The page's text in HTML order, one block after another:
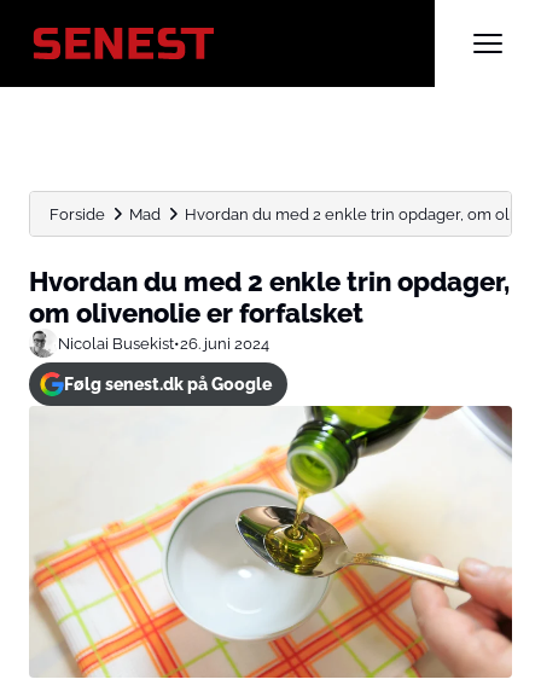
Forside Mad Hvordan du med 2 enkle trin opdager, om
Hvordan du med 2 enkle trin opdager,
om olivenolie er forfalsket
Nicolai Busekist•26. juni 2024
Følg senest.dk på Google